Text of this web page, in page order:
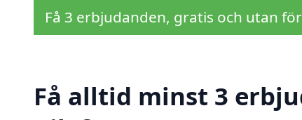
Få 3 erbjudanden, gratis och utan
Få alltid minst 3